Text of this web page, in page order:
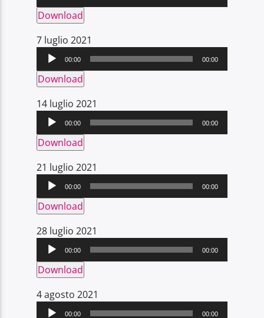
Download
7 luglio 2021
Player
00:00 00:00
Download
14 luglio 2021
Player
00:00 00:00
Download
21 luglio 2021
Player
00:00 00:00
Download
28 luglio 2021
Player
00:00 00:00
Download
4 agosto 2021
Player
00:00 00:00